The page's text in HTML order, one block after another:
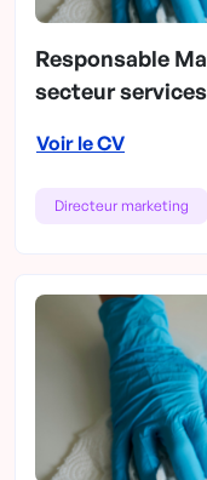
Responsable
secteur
Voir le CV
Directeur marketing